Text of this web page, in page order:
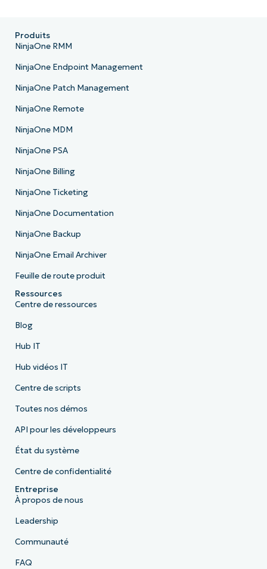
Produits
NinjaOne RMM
NinjaOne Endpoint Management
NinjaOne Patch Management
NinjaOne Remote
NinjaOne MDM
NinjaOne PSA
NinjaOne Billing
NinjaOne Ticketing
NinjaOne Documentation
NinjaOne Backup
NinjaOne Email Archiver
Feuille de route produit
Ressources
Centre de ressources
Blog
Hub IT
Hub vidéos IT
Centre de scripts
Toutes nos démos
API pour les développeurs
État du système
Centre de confidentialité
Entreprise
À propos de nous
Leadership
Communauté
FAQ